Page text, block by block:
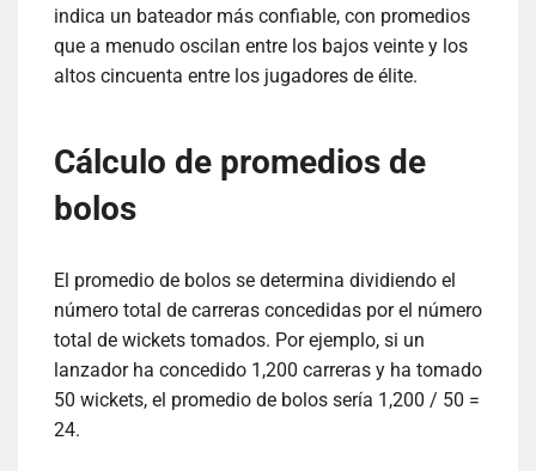
indica un bateador más confiable, con promedios
que a menudo oscilan entre los bajos veinte y los
altos cincuenta entre los jugadores de élite.
Cálculo de promedios de
bolos
El promedio de bolos se determina dividiendo el
número total de carreras concedidas por el número
total de wickets tomados. Por ejemplo, si un
lanzador ha concedido 1,200 carreras y ha tomado
50 wickets, el promedio de bolos sería 1,200 / 50 =
24.